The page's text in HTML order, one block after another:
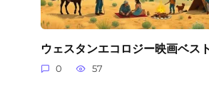
ウェスタンエコロジー映画ベス
0 57